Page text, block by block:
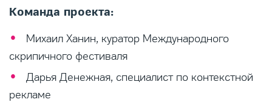
Команда проекта:
Михаил Ханин, куратор Международного
скрипичного фестиваля
Дарья Денежная, специалист по контекстной
рекламе